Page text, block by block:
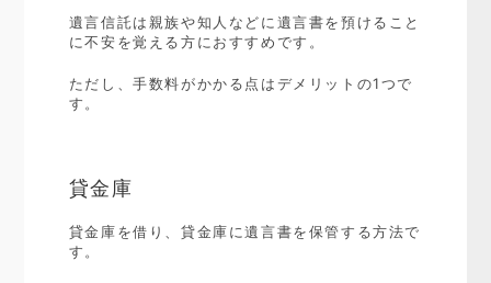
遺言信託は親族や知人などに遺言書を預けること
に不安を覚える方におすすめです。
ただし、手数料がかかる点はデメリットの1つで
す。
貸金庫
貸金庫を借り、貸金庫に遺言書を保管する方法で
す。